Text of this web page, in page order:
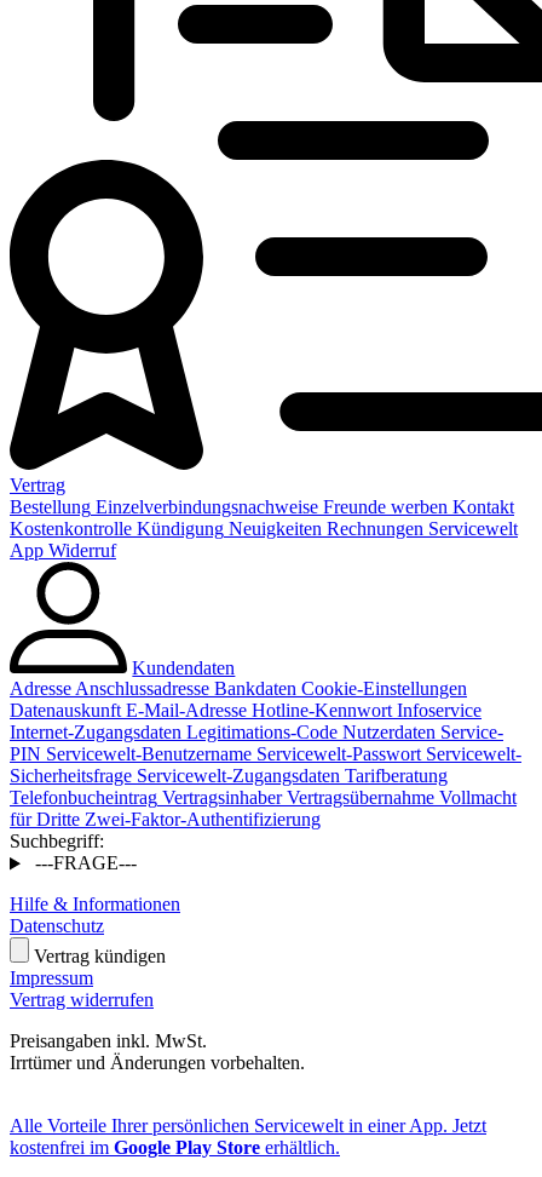
Vertrag
Bestellung Einzelverbindungsnachweise Freunde werben Kontakt
Kostenkontrolle Kündigung Neuigkeiten Rechnungen Servicewelt
App Widerruf
Kundendaten
AdresseAnschlussadresse Bankdaten Cookie-Einstellungen
DatenauskunftE-Mail-Adresse Hotline-KennwortInfoservice
Internet-Zugangsdaten Legitimations-Code Nutzerdaten Service-
PIN Servicewelt-Benutzername Servicewelt-PasswortServicewelt-
Sicherheitsfrage Servicewelt-Zugangsdaten Tarifberatung
Telefonbucheintrag VertragsinhaberVertragsübernahme Vollmacht
für Dritte Zwei-Faktor-Authentifizierung
Suchbegriff:
---FRAGE---
Hilfe & Informationen
Datenschutz
Vertrag kündigen
Impressum
Vertrag widerrufen
Preisangaben inkl. MwSt.
Irrtümer und Änderungen vorbehalten.
Alle Vorteile Ihrer persönlichen Servicewelt in einer App. Jetzt
kostenfrei im Google Play Store erhältlich.